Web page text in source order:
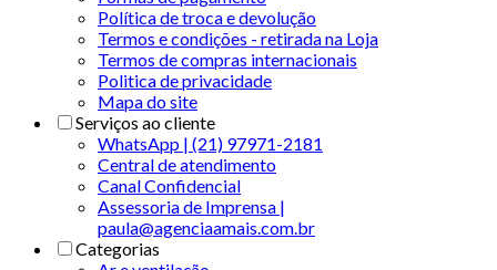
Política de troca e devolução
Termos e condições - retirada na Loja
Termos de compras internacionais
Politica de privacidade
Mapa do site
Serviços ao cliente
WhatsApp | (21) 97971-2181
Central de atendimento
Canal Confidencial
Assessoria de Imprensa |
paula@agenciaamais.com.br
Categorias